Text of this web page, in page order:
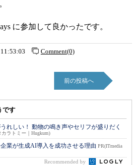
に参加して良かったです。
Comment(0)
前の投稿へ
です
れしい！ 動物の鳴き声やセリフが盛りだく
カラトミー｜Hugkum)
業が生成AI導入を成功させる理由 PR(ITmedia
Recommended by